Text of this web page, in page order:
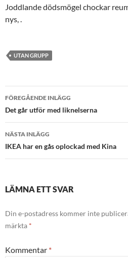
Joddlande dödsmögel chockar
nys, .
UTAN GRUPP
Inläggsnavigering
FÖREGÅENDE INLÄGG
Det går utför med liknelserna
NÄSTA INLÄGG
IKEA har en gås oplockad med Kina
LÄMNA ETT SVAR
Din e-postadress kommer inte
märkta *
Kommentar *